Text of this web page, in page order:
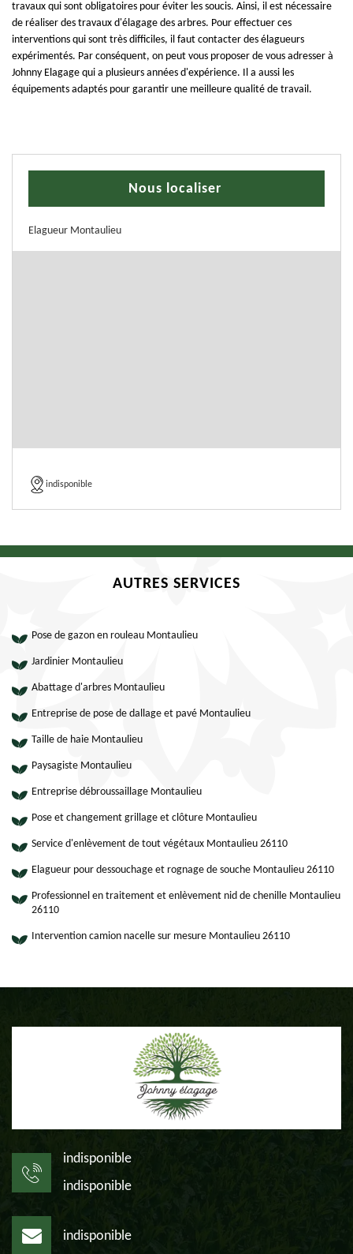
travaux qui sont obligatoires pour éviter les soucis. Ainsi, il est nécessaire
de réaliser des travaux d'élagage des arbres. Pour effectuer ces
interventions qui sont très difficiles, il faut contacter des élagueurs
expérimentés. Par conséquent, on peut vous proposer de vous adresser à
Johnny Elagage qui a plusieurs années d'expérience. Il a aussi les
équipements adaptés pour garantir une meilleure qualité de travail.
Nous localiser
Elagueur Montaulieu
indisponible
AUTRES SERVICES
Pose de gazon en rouleau Montaulieu
Jardinier Montaulieu
Abattage d'arbres Montaulieu
Entreprise de pose de dallage et pavé Montaulieu
Taille de haie Montaulieu
Paysagiste Montaulieu
Entreprise débroussaillage Montaulieu
Pose et changement grillage et clôture Montaulieu
Service d'enlèvement de tout végétaux Montaulieu 26110
Elagueur pour dessouchage et rognage de souche Montaulieu 26110
Professionnel en traitement et enlèvement nid de chenille Montaulieu
26110
Intervention camion nacelle sur mesure Montaulieu 26110
indisponible
indisponible
indisponible